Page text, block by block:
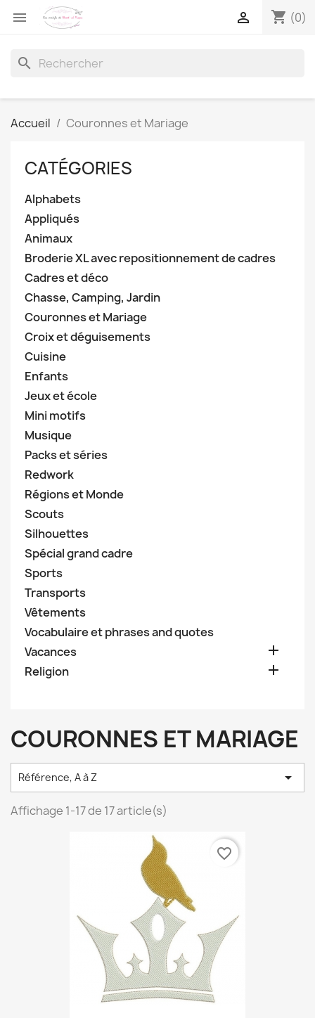
 shopping_cart (0)

search
Accueil Couronnes et Mariage
CATÉGORIES
Alphabets
Appliqués
Animaux
Broderie XL avec repositionnement de cadres
Cadres et déco
Chasse, Camping, Jardin
Couronnes et Mariage
Croix et déguisements
Cuisine
Enfants
Jeux et école
Mini motifs
Musique
Packs et séries
Redwork
Régions et Monde
Scouts
Silhouettes
Spécial grand cadre
Sports
Transports
Vêtements
Vocabulaire et phrases and quotes
Vacances

Religion 
COURONNES ET MARIAGE
Référence, A à Z 
Affichage 1-17 de 17 article(s)
favorite_border